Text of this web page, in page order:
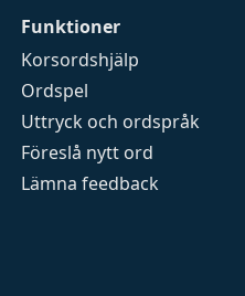
Funktioner
Korsordshjälp
Ordspel
Uttryck och ordspråk
Föreslå nytt ord
Lämna feedback